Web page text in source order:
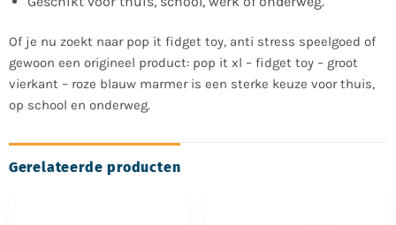
Of je nu zoekt naar pop it fidget toy, anti stress speelgoed of
gewoon een origineel product: pop it xl – fidget toy – groot
vierkant – roze blauw marmer is een sterke keuze voor thuis,
op school en onderweg.
Gerelateerde producten